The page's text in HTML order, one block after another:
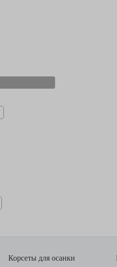
Корсеты для осанки